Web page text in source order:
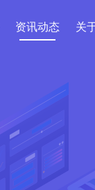
资讯动态 关